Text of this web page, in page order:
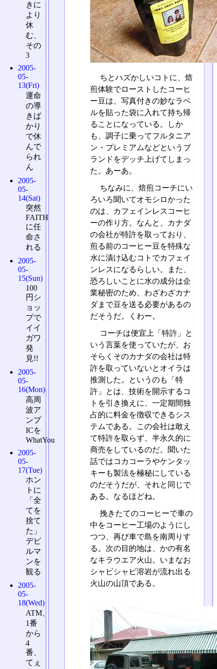
ちとハズかしいコトに、焙
煎体験でローストしたコーヒ
ー豆は、写真付きの妙なラベ
ルを貼った袋に入れて持ち帰
ることになっている。しか
も、調子に乗ってフルタニア
ン・プレミアムなどというブ
ランドをデッチ上げてしまっ
た。あーあ。
ちなみに、焙煎コーチにい
ろいろ聞いてオモシロかった
のは、カフェインレスコーヒ
ーの作り方。なんと、カナダ
の会社が特許を取っており、
煎る前のコーヒー豆を特殊な
水に漬け込むコトでカフェイ
ンレスになるらしい。また、
恐ろしいことに水の成分は企
業秘密のため、わざわざカナ
ダまで豆を送る必要があるの
だそうだ。くわー。
コーチは便宜上「特許」と
いう言葉を使っていたが、お
そらくそのカナダの会社は特
許を取っていないとオイラは
推測した。というのも「特
許」とは、技術を開示するコ
トを引き換えに、一定期間独
占的に料金を徴収できるシス
テムである。この会社は敢え
て特許を取らず、半永久的に
商売をしているのだ。聞いた
話ではコカコーラやケンタッ
キーも製法を極秘にしている
のだそうだが、それと同じで
ある。なるほどね。
挽きたてのコーヒーで車の
中をコーヒー工場のようにし
つつ、再び車で島を南周りす
る。次の目的地は、かの有名
なキラウエア火山。いまなお
シャビシャビ溶岩が流れ出る
火山の山頂である。
きに
より
休
む、
その
3
2005-
05-
13(Fri)
運命
の導
きば
かり
で休
んで
られ
ん
2005-
05-
14(Sat)
突然
FAITH
に任
命さ
れる
2005-
05-
15(Sun)
100
円シ
ョッ
プで
イイ
ガワ
発
見!!
2005-
05-
16(Mon)
高周
波ア
ンプ
ICを
WhatYou
2005-
05-
17(Tue)
ホン
トに
「全
てを
捨て
た」
デビ
ルマ
ンを
観る
2005-
05-
18(Wed)
ATM、
1番
から
4
番、
てぇ